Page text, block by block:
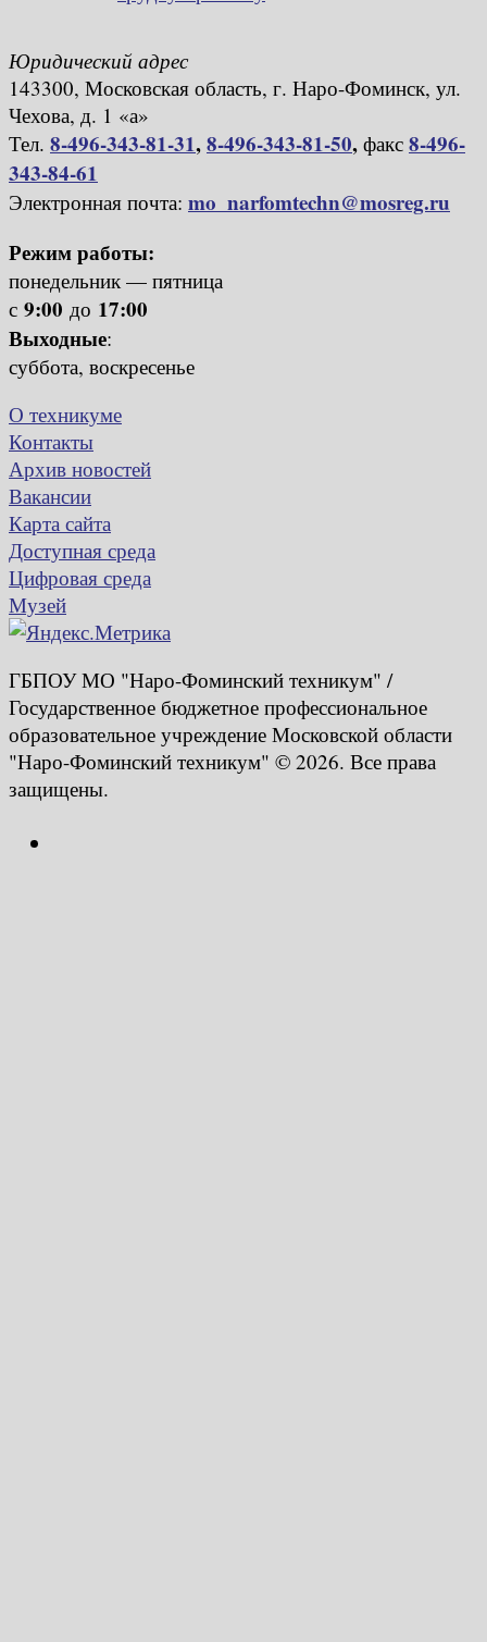
Юридический адрес
143300, Московская область, г. Наро-Фоминск, ул.
Чехова, д. 1 «а»
Тел. 8-496-343-81-31,8-496-343-81-50, факс 8-496-
343-84-61
Электронная почта: mo_narfomtechn@mosreg.ru
Режим работы:
понедельник — пятница
с 9:00 до 17:00
Выходные:
суббота, воскресенье
О техникуме
Контакты
Архив новостей
Вакансии
Карта сайта
Доступная среда
Цифровая среда
Музей
ГБПОУ МО "Наро-Фоминский техникум" /
Государственное бюджетное профессиональное
образовательное учреждение Московской области
"Наро-Фоминский техникум" © 2026. Все права
защищены.